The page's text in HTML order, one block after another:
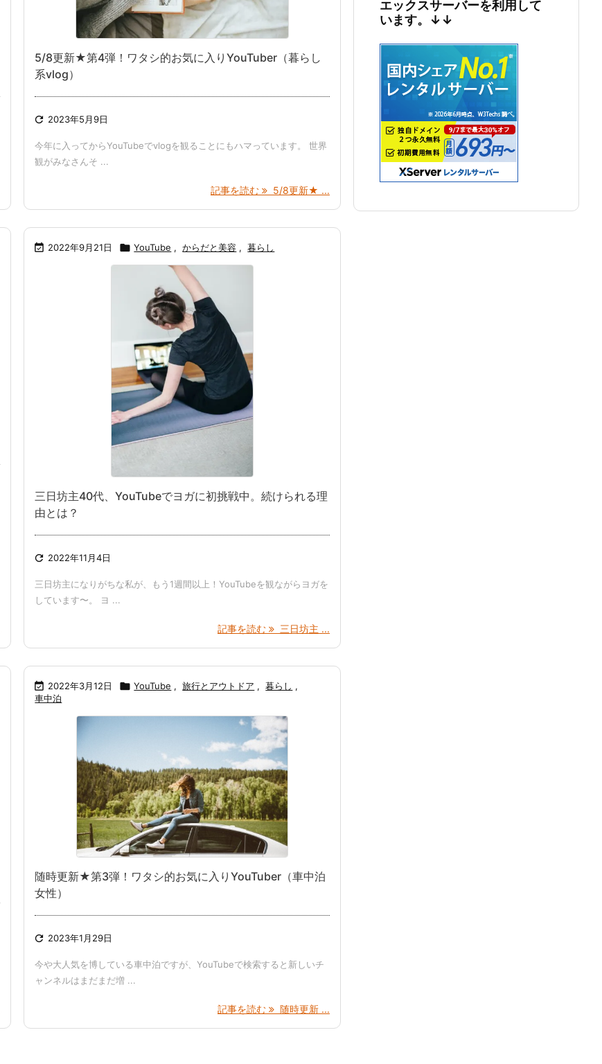
5/8更新★第4弾！ワタシ的お気に入りYouTuber（暮らし
系vlog）
 2023年5月9日
今年に入ってからYouTubeでvlogを観ることにもハマっています。 世界
観がみなさんそ ...
記事を読む 5/8更新★ ...
 2022年9月21日  YouTube , からだと美容 , 暮らし
三日坊主40代、YouTubeでヨガに初挑戦中。続けられる理
由とは？
 2022年11月4日
三日坊主になりがちな私が、もう1週間以上！YouTubeを観ながらヨガを
しています〜。 ヨ ...
記事を読む 三日坊主 ...
 2022年3月12日  YouTube , 旅行とアウトドア , 暮らし ,
車中泊
随時更新★第3弾！ワタシ的お気に入りYouTuber（車中泊
女性）
 2023年1月29日
今や大人気を博している車中泊ですが、YouTubeで検索すると新しいチ
ャンネルはまだまだ増 ...
記事を読む 随時更新 ...
エックスサーバーを利用して
います。↓↓